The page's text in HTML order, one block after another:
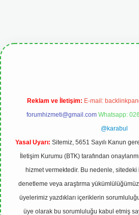
Reklam ve İletişim: E-mail:
forumhizmeti@gmail.com Whatsapp:
@karabul
Yasal Uyarı: Sitemiz, 5651 Sayılı Kanun
İletişim Kurumu (BTK) tarafından
hizmet vermektedir. Bu nedenle,
denetleme veya araştırma
üyelerimiz yazdıkları içeriklerin
üye olarak bu sorumluluğu kabul etmiş